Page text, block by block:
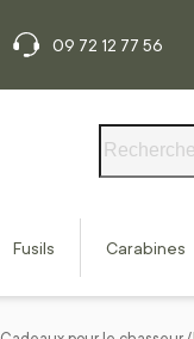
09 72 12 77 56
Fusils Carabines